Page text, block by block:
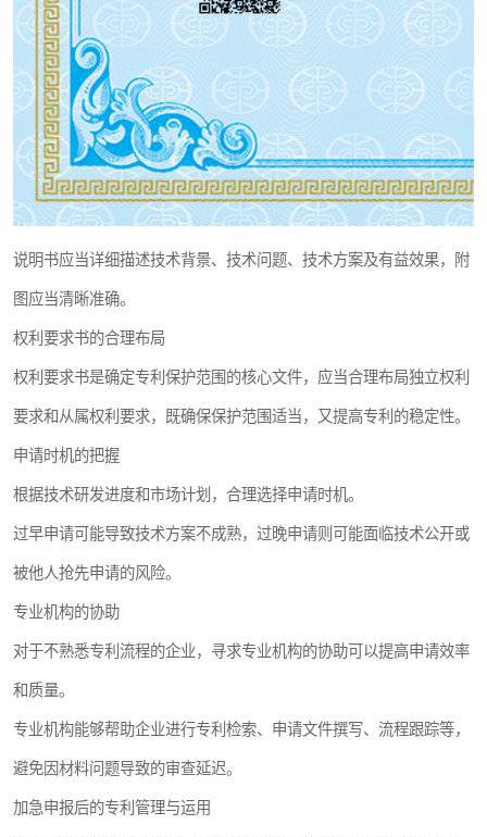
说明书应当详细描述技术背景、技术问题、技术方案及有益效果，附
图应当清晰准确。
权利要求书的合理布局
权利要求书是确定专利保护范围的核心文件，应当合理布局独立权利
要求和从属权利要求，既确保保护范围适当，又提高专利的稳定性。
申请时机的把握
根据技术研发进度和市场计划，合理选择申请时机。
过早申请可能导致技术方案不成熟，过晚申请则可能面临技术公开或
被他人抢先申请的风险。
专业机构的协助
对于不熟悉专利流程的企业，寻求专业机构的协助可以提高申请效率
和质量。
专业机构能够帮助企业进行专利检索、申请文件撰写、流程跟踪等，
避免因材料问题导致的审查延迟。
加急申报后的专利管理与运用